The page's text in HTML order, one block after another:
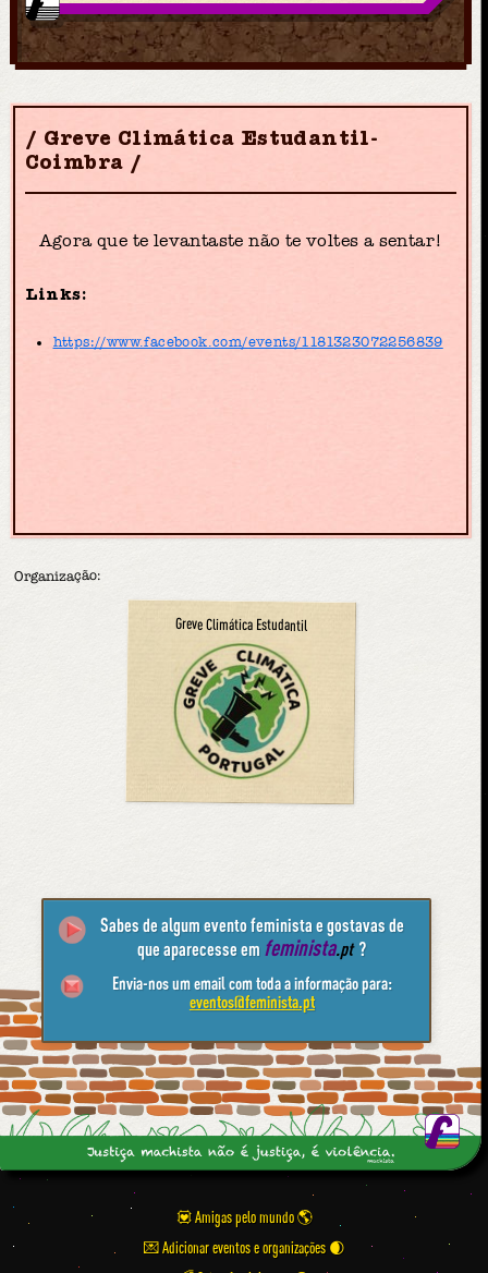
Greve Climática Estudantil-
Coimbra
Agora que te levantaste não te voltes a sentar!
Links:
https://www.facebook.com/events/1181323072256839
Organização:
Greve Climática Estudantil
Sabes de algum evento feminista e gostavas de
que aparecesse em feminista.pt ?
Envia-nos um email com toda a informação para:
eventos@feminista.pt
💟 Amigas pelo mundo
💌 Adicionar eventos e organizações